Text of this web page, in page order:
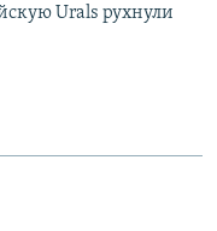
Urals рухнули